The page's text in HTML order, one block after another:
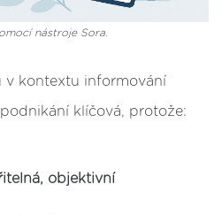
nástroje Sora.
v kontextu informování
klíčová, protože:
objektivní